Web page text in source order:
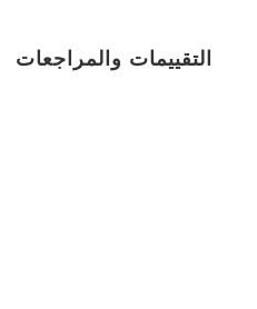
التقييمات والمراجعات